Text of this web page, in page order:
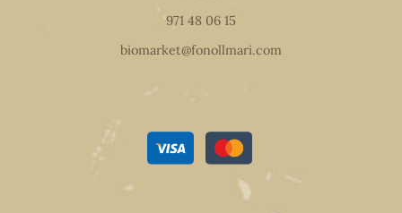
971 48 06 15
biomarket@fonollmari.com